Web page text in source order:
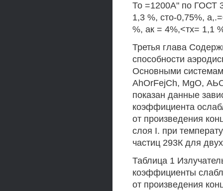
То =1200А" по ГОСТ
1,3 %, сто-0,75%,
%, ак = 4%,<тх= 1,1
Третья глава
способности
Основными
AhOrFejCh, MgO,
показан данные
коэффициента
от произведения
слоя I. при
частиц 293К для
Таблица 1
коэффициенты
от произведения